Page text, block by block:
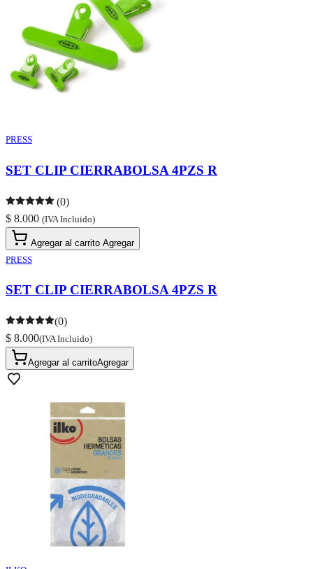
PRESS
SET CLIP CIERRABOLSA 4PZS R
(0)
$ 8.000 (IVA Incluido)
Agregar al carrito Agregar
PRESS
SET CLIP CIERRABOLSA 4PZS R
(0)
$ 8.000(IVA Incluido)
Agregar al carritoAgregar